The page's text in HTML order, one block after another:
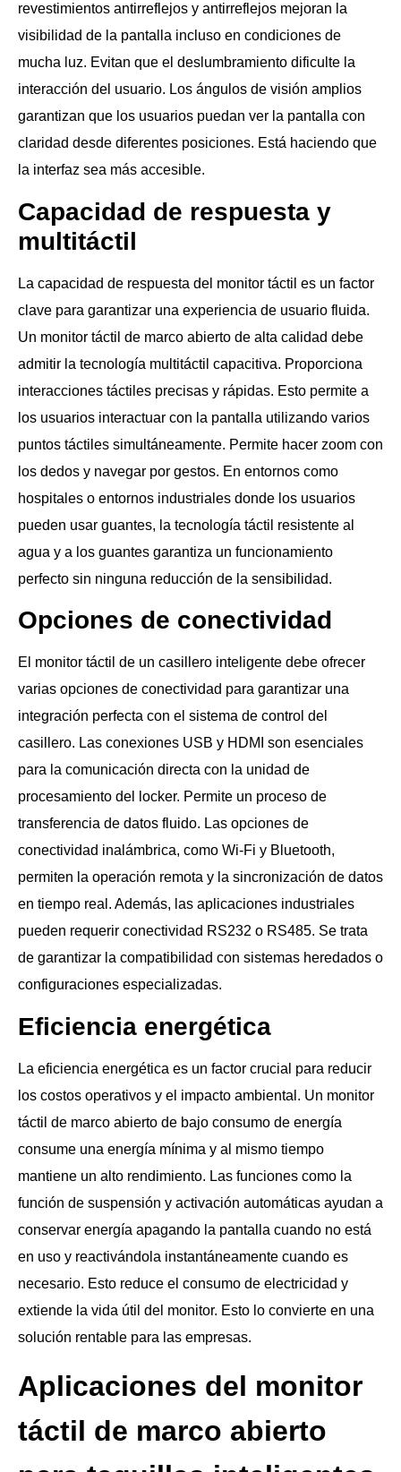
revestimientos antirreflejos y antirreflejos mejoran la
visibilidad de la pantalla incluso en condiciones de
mucha luz. Evitan que el deslumbramiento dificulte la
interacción del usuario. Los ángulos de visión amplios
garantizan que los usuarios puedan ver la pantalla con
claridad desde diferentes posiciones. Está haciendo que
la interfaz sea más accesible.
Capacidad de respuesta y
multitáctil
La capacidad de respuesta del monitor táctil es un factor
clave para garantizar una experiencia de usuario fluida.
Un monitor táctil de marco abierto de alta calidad debe
admitir la tecnología multitáctil capacitiva. Proporciona
interacciones táctiles precisas y rápidas. Esto permite a
los usuarios interactuar con la pantalla utilizando varios
puntos táctiles simultáneamente. Permite hacer zoom con
los dedos y navegar por gestos. En entornos como
hospitales o entornos industriales donde los usuarios
pueden usar guantes, la tecnología táctil resistente al
agua y a los guantes garantiza un funcionamiento
perfecto sin ninguna reducción de la sensibilidad.
Opciones de conectividad
El monitor táctil de un casillero inteligente debe ofrecer
varias opciones de conectividad para garantizar una
integración perfecta con el sistema de control del
casillero. Las conexiones USB y HDMI son esenciales
para la comunicación directa con la unidad de
procesamiento del locker. Permite un proceso de
transferencia de datos fluido. Las opciones de
conectividad inalámbrica, como Wi-Fi y Bluetooth,
permiten la operación remota y la sincronización de datos
en tiempo real. Además, las aplicaciones industriales
pueden requerir conectividad RS232 o RS485. Se trata
de garantizar la compatibilidad con sistemas heredados o
configuraciones especializadas.
Eficiencia energética
La eficiencia energética es un factor crucial para reducir
los costos operativos y el impacto ambiental. Un monitor
táctil de marco abierto de bajo consumo de energía
consume una energía mínima y al mismo tiempo
mantiene un alto rendimiento. Las funciones como la
función de suspensión y activación automáticas ayudan a
conservar energía apagando la pantalla cuando no está
en uso y reactivándola instantáneamente cuando es
necesario. Esto reduce el consumo de electricidad y
extiende la vida útil del monitor. Esto lo convierte en una
solución rentable para las empresas.
Aplicaciones del monitor
táctil de marco abierto